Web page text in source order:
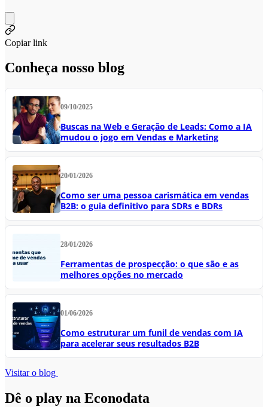
Copiar link
Conheça nosso blog
09/10/2025
Buscas na Web e Geração de Leads: Como a IA
mudou o jogo em Vendas e Marketing
20/01/2026
Como ser uma pessoa carismática em vendas
B2B: o guia definitivo para SDRs e BDRs
28/01/2026
Ferramentas de prospecção: o que são e as
melhores opções no mercado
01/06/2026
Como estruturar um funil de vendas com IA
para acelerar seus resultados B2B
Visitar o blog
Dê o play na Econodata